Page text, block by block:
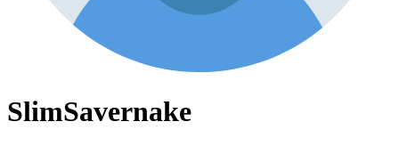
SlimSavernake